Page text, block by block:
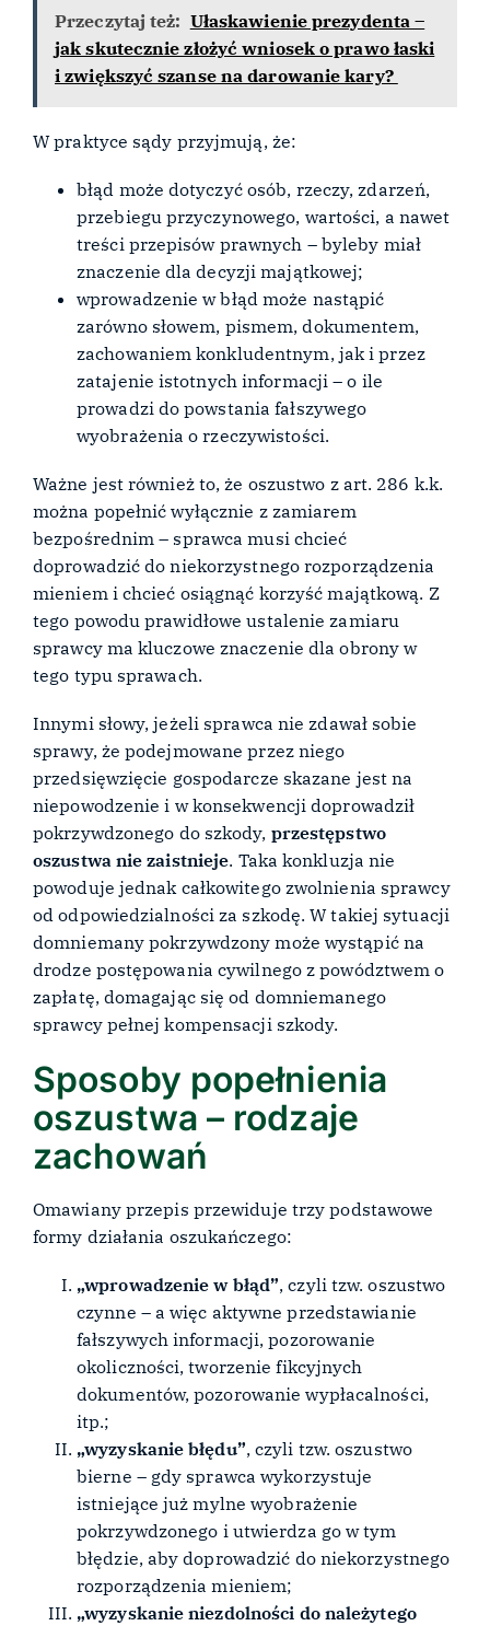
Przeczytaj też: Ułaskawienie prezydenta –
jak skutecznie złożyć wniosek o prawo łaski
i zwiększyć szanse na darowanie kary?
W praktyce sądy przyjmują, że:
błąd może dotyczyć osób, rzeczy, zdarzeń,
przebiegu przyczynowego, wartości, a nawet
treści przepisów prawnych – byleby miał
znaczenie dla decyzji majątkowej;
wprowadzenie w błąd może nastąpić
zarówno słowem, pismem, dokumentem,
zachowaniem konkludentnym, jak i przez
zatajenie istotnych informacji – o ile
prowadzi do powstania fałszywego
wyobrażenia o rzeczywistości.
Ważne jest również to, że oszustwo z art. 286 k.k.
można popełnić wyłącznie z zamiarem
bezpośrednim – sprawca musi chcieć
doprowadzić do niekorzystnego rozporządzenia
mieniem i chcieć osiągnąć korzyść majątkową. Z
tego powodu prawidłowe ustalenie zamiaru
sprawcy ma kluczowe znaczenie dla obrony w
tego typu sprawach.
Innymi słowy, jeżeli sprawca nie zdawał sobie
sprawy, że podejmowane przez niego
przedsięwzięcie gospodarcze skazane jest na
niepowodzenie i w konsekwencji doprowadził
pokrzywdzonego do szkody, przestępstwo
oszustwa nie zaistnieje. Taka konkluzja nie
powoduje jednak całkowitego zwolnienia sprawcy
od odpowiedzialności za szkodę. W takiej sytuacji
domniemany pokrzywdzony może wystąpić na
drodze postępowania cywilnego z powództwem o
zapłatę, domagając się od domniemanego
sprawcy pełnej kompensacji szkody.
Sposoby popełnienia
oszustwa – rodzaje
zachowań
Omawiany przepis przewiduje trzy podstawowe
formy działania oszukańczego:
„wprowadzenie w błąd”, czyli tzw. oszustwo
czynne – a więc aktywne przedstawianie
fałszywych informacji, pozorowanie
okoliczności, tworzenie fikcyjnych
dokumentów, pozorowanie wypłacalności,
itp.;
„wyzyskanie błędu”, czyli tzw. oszustwo
bierne – gdy sprawca wykorzystuje
istniejące już mylne wyobrażenie
pokrzywdzonego i utwierdza go w tym
błędzie, aby doprowadzić do niekorzystnego
rozporządzenia mieniem;
„wyzyskanie niezdolności do należytego